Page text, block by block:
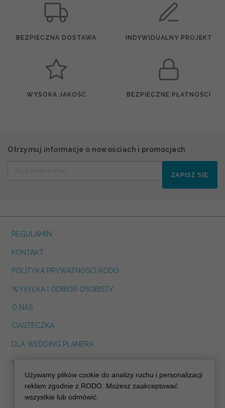
BEZPIECZNA DOSTAWA INDYWIDUALNY PROJEKT
WYSOKA JAKOŚĆ BEZPIECZNE PŁATNOŚCI
Otrzymuj informacje o nowościach i promocjach
ZAPISZ SIĘ
REGULAMIN
KONTAKT
POLITYKA PRYWATNOSCI RODO
WYSYŁKA I ODBIÓR OSOBISTY
O NAS
CIASTECZKA
DLA WEDDING PLANERA
dreskot.com
info@decoris.pl
Używamy plików cookie do analizy ruchu i personalizacji
reklam zgodnie z RODO. Możesz zaakceptować
wszystkie lub odmówić.